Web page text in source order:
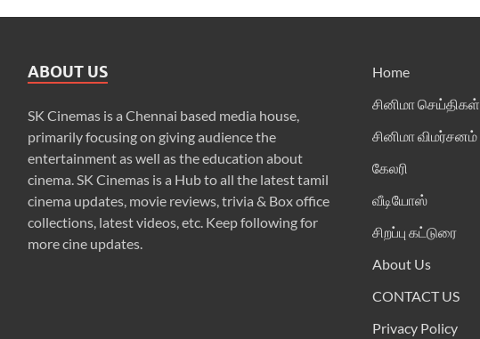
ABOUT US
SK Cinemas is a Chennai based media house,
primarily focusing on giving audience the
entertainment as well as the education about
cinema. SK Cinemas is a Hub to all the latest tamil
cinema updates, movie reviews, trivia & Box office
collections, latest videos, etc. Keep following for
more cine updates.
Home
சினிமா செய்திகள்
சினிமா விமர்சனம்
கேலரி
வீடியோஸ்
சிறப்பு கட்டுரை
About Us
CONTACT US
Privacy Policy